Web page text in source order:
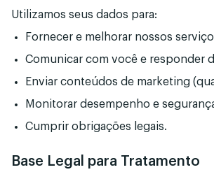
Utilizamos seus dados para:
Fornecer e melhorar nossos
Comunicar com você e responder
Enviar conteúdos de marketing
Monitorar desempenho e
Cumprir obrigações legais.
Base Legal para Tratamento